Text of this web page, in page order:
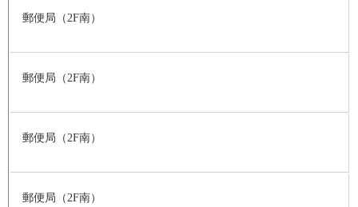
郵便局（2F南）
郵便局（2F南）
郵便局（2F南）
郵便局（2F南）